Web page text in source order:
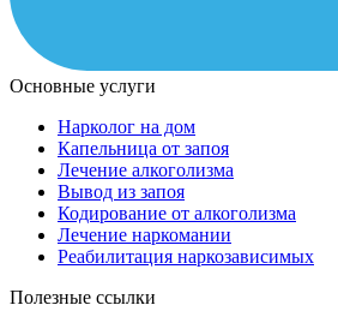
Основные услуги
Нарколог на дом
Капельница от запоя
Лечение алкоголизма
Вывод из запоя
Кодирование от алкоголизма
Лечение наркомании
Реабилитация наркозависимых
Полезные ссылки